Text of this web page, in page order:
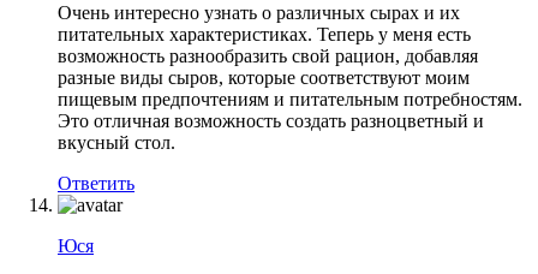
Очень интересно узнать о различных сырах и их
питательных характеристиках. Теперь у меня есть
возможность разнообразить свой рацион, добавляя
разные виды сыров, которые соответствуют моим
пищевым предпочтениям и питательным потребностям.
Это отличная возможность создать разноцветный и
вкусный стол.
Ответить
Юся